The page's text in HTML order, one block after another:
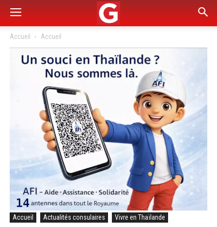
Accueil Accueil
Accueil Actualités consulaires Vivre en Thaïlande